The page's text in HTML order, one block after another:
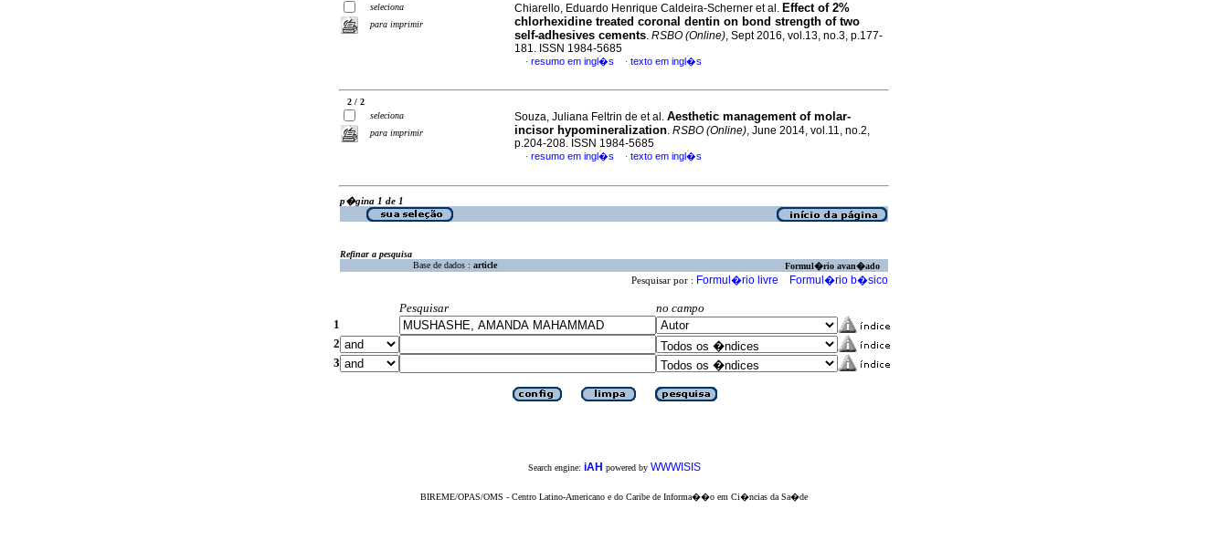
seleciona
para imprimir
Chiarello, Eduardo Henrique Caldeira-Scherner et al. Effect of 2%
chlorhexidine treated coronal dentin on bond strength of two
self-adhesives cements. RSBO (Online), Sept 2016, vol.13, no.3, p.177-
181. ISSN 1984-5685
· resumo em ingl�s · texto em ingl�s
2 / 2
seleciona
para imprimir
Souza, Juliana Feltrin de et al. Aesthetic management of molar-
incisor hypomineralization. RSBO (Online), June 2014, vol.11, no.2,
p.204-208. ISSN 1984-5685
· resumo em ingl�s · texto em ingl�s
p�gina 1 de 1
Refinar a pesquisa
Base de dados : article Formul�rio avan�ado
Pesquisar por : Formul�rio livre Formul�rio b�sico
Pesquisar
no campo
1
2
3
Search engine: iAH powered by WWWISIS
BIREME/OPAS/OMS - Centro Latino-Americano e do Caribe de Informa��o em Ci�ncias da Sa�de